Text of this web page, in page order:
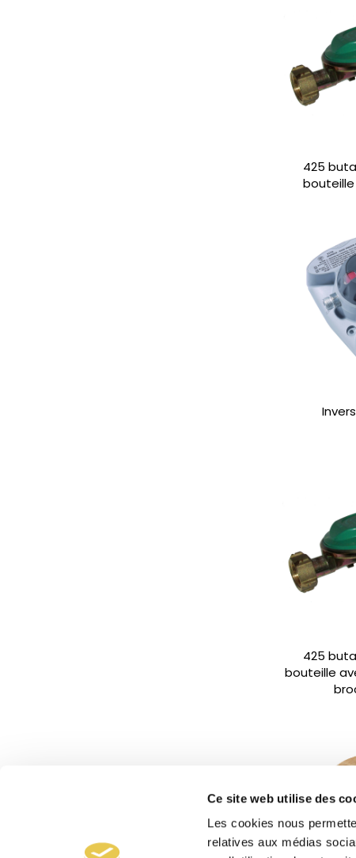
Ce site web utilise des
Les cookies nous
relatives aux médias
425
425
bouteille